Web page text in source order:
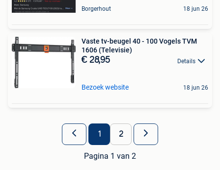
Borgerhout 18 jun 26
Vaste tv-beugel 40 - 100 Vogels TVM
1606 (Televisie)
€ 28,95 Details
Bezoek website 18 jun 26
1 2
Pagina 1 van 2